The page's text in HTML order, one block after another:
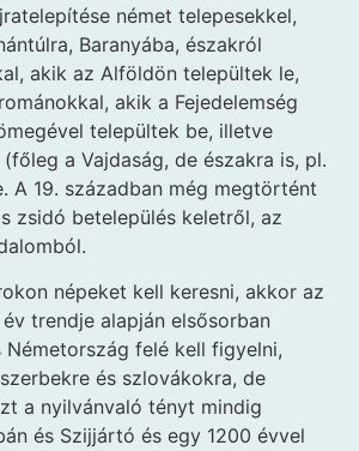
német telepesekkel,
Baranyába, északról
akik az Alföldön települtek le,
akik a Fejedelemség
települtek be, illetve
a Vajdaság, de északra is, pl.
A 19. században még megtörtént
zsidó betelepülés keletről, az
népeket kell keresni, akkor az
trendje alapján elsősorban
Németország felé kell figyelni,
és szlovákokra, de
a nyilvánvaló tényt mindig
és Szijjártó és egy 1200 évvel